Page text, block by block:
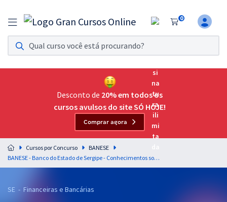
0
Assinatura Ilimitada 11
Acesso a todos os cursos. Teste grátis por 7 dias!
Assinatura OAB Até Passar
Acesso ilimitado a toda preparação para o Exame da
Residências Multiprofissionais
Preparação completa e intensiva para as principais
residências em saúde do Brasil
Desconto de 20% em todos os
cursos avulsos do site SÓ HOJE!
Comprar agora
Cursos por Concurso
BANESE
BANESE - Banco do Estado de Sergipe - Conhecimentos sobre o Estado de Sergipe para o Cargo de Técnico Bancário I - Professora: Rebecca Guimarães (Pós-Edital)
SE - Financeiras e Bancárias